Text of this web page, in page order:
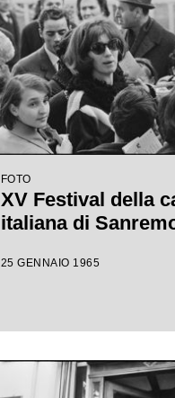
FOTO
XV Festival della
italiana di
25 GENNAIO 1965